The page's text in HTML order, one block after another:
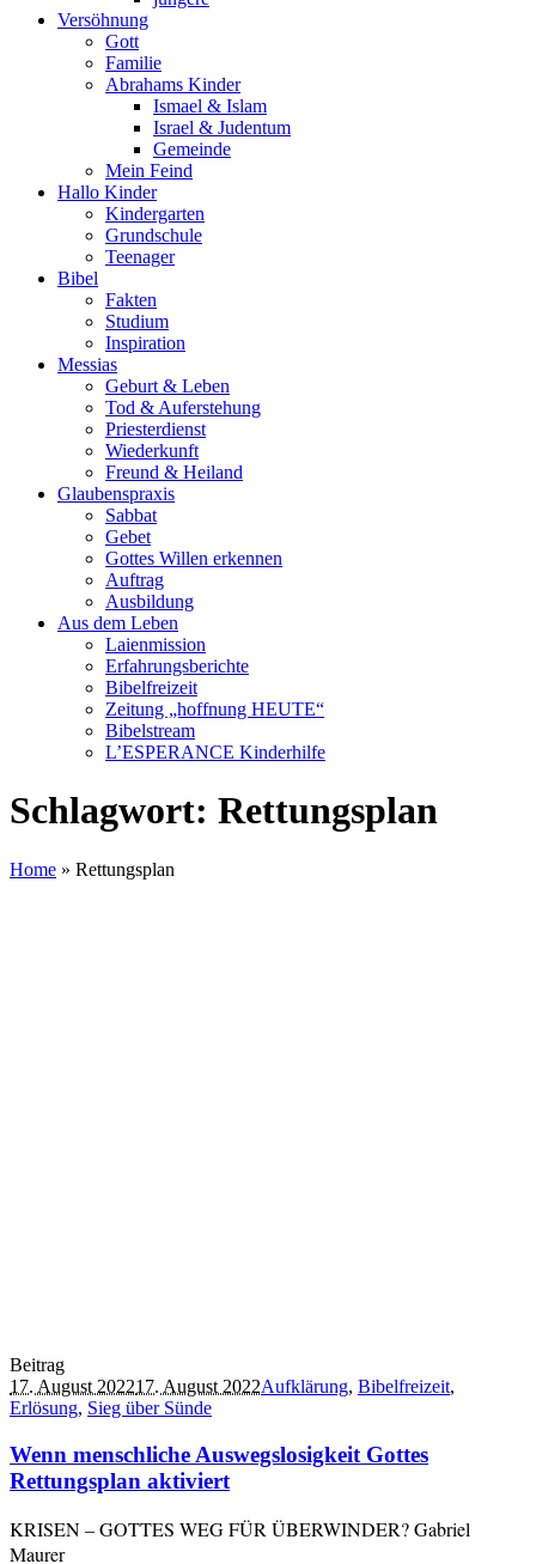
Versöhnung
Gott
Familie
Abrahams Kinder
Ismael & Islam
Israel & Judentum
Gemeinde
Mein Feind
Hallo Kinder
Kindergarten
Grundschule
Teenager
Bibel
Fakten
Studium
Inspiration
Messias
Geburt & Leben
Tod & Auferstehung
Priesterdienst
Wiederkunft
Freund & Heiland
Glaubenspraxis
Sabbat
Gebet
Gottes Willen erkennen
Auftrag
Ausbildung
Aus dem Leben
Laienmission
Erfahrungsberichte
Bibelfreizeit
Zeitung „hoffnung HEUTE“
Bibelstream
L’ESPERANCE Kinderhilfe
Schlagwort: Rettungsplan
Home » Rettungsplan
Beitrag
17. August 202217. August 2022Aufklärung, Bibelfreizeit,
Erlösung, Sieg über Sünde
Wenn menschliche Auswegslosigkeit Gottes
Rettungsplan aktiviert
KRISEN – GOTTES WEG FÜR ÜBERWINDER? Gabriel
Maurer